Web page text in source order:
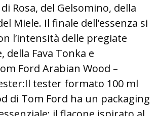
Rosa, del Gelsomino, della
Miele. Il finale dell’essenza si
l’intensità delle pregiate
della Fava Tonka e
Ford Arabian Wood –
tester formato 100 ml
di Tom Ford ha un packaging